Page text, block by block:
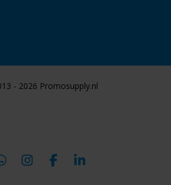
- 2026 Promosupply.nl